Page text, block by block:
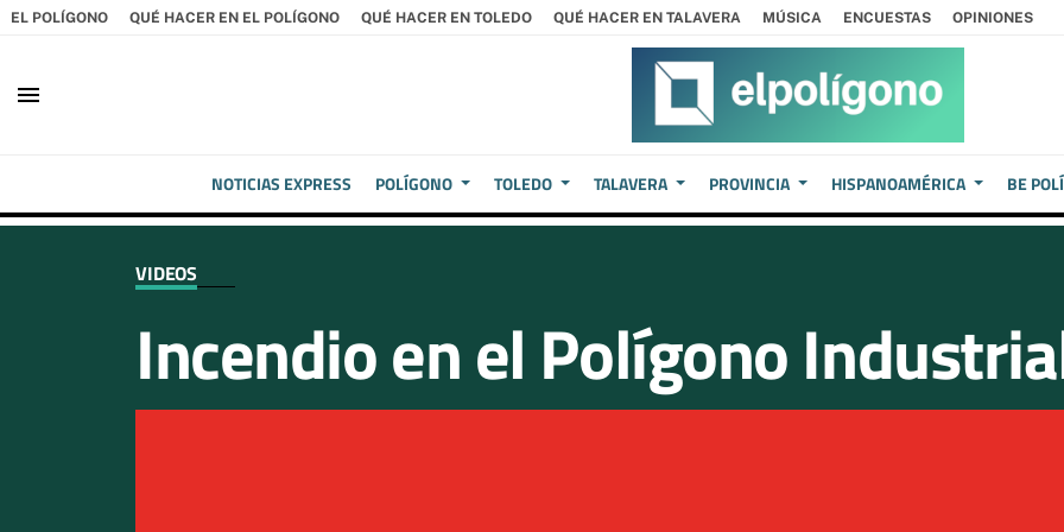
EL POLÍGONO QUÉ HACER EN EL POLÍGONO QUÉ HACER EN TOLEDO QUÉ HACER EN TALAVERA MÚSICA ENCUESTAS OPINIONES
menu
NOTICIAS EXPRESS POLÍGONO TOLEDO TALAVERA PROVINCIA HISPANOAMÉRICA BE
VIDEOS
Incendio en el Polígono